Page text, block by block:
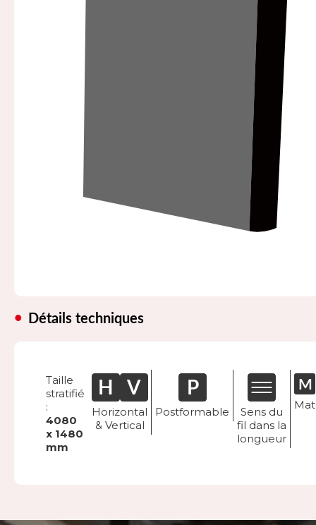
Détails techniques
Taille
stratifié
:
4080
x 1480
mm
Horizontal
& Vertical
Postformable
Sens du
fil dans la
longueur
Mat